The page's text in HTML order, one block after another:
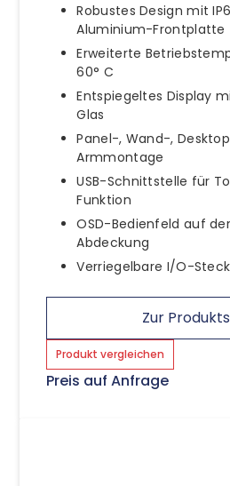
Robustes Design mit
Aluminium-Frontplatte
Erweiterte
60° C
Entspiegeltes Display
Glas
Panel-, Wand-,
Armmontage
USB-Schnittstelle für
Funktion
OSD-Bedienfeld auf
Abdeckung
Verriegelbare I/O-
Zur
Produkt vergleichen
Preis auf Anfrage